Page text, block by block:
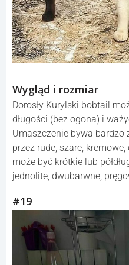
Wygląd i rozmiar
Dorosły Kurylski bobtail
długości (bez ogona) i
Umaszczenie bywa
przez rude, szare,
może być krótkie lub
jednolite, dwubarwne,
#19